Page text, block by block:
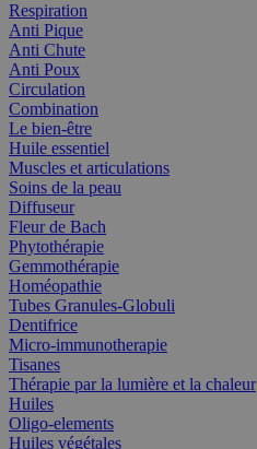
Respiration
Anti Pique
Anti Chute
Anti Poux
Circulation
Combination
Le bien-être
Huile essentiel
Muscles et articulations
Soins de la peau
Diffuseur
Fleur de Bach
Phytothérapie
Gemmothérapie
Homéopathie
Tubes Granules-Globuli
Dentifrice
Micro-immunotherapie
Tisanes
Thérapie par la lumière et la chaleur
Huiles
Oligo-elements
Huiles végétales